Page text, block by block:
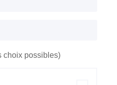
choix possibles)